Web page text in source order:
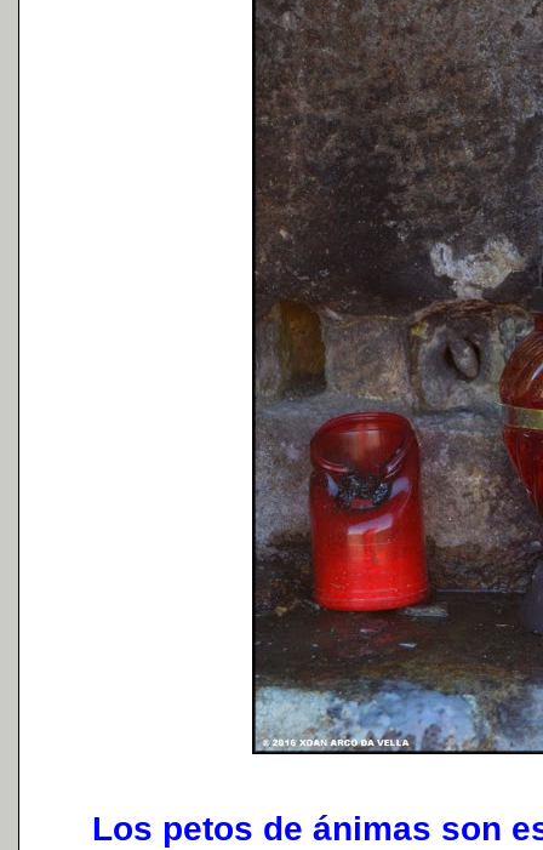
Los petos de ánimas son